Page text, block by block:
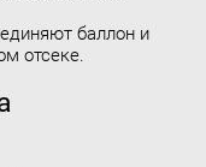
баллон и
отсеке.